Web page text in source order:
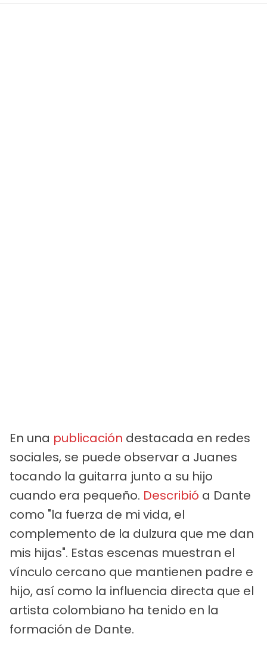
En una publicación destacada en redes
sociales, se puede observar a Juanes
tocando la guitarra junto a su hijo
cuando era pequeño. Describió a Dante
como "la fuerza de mi vida, el
complemento de la dulzura que me dan
mis hijas". Estas escenas muestran el
vínculo cercano que mantienen padre e
hijo, así como la influencia directa que el
artista colombiano ha tenido en la
formación de Dante.